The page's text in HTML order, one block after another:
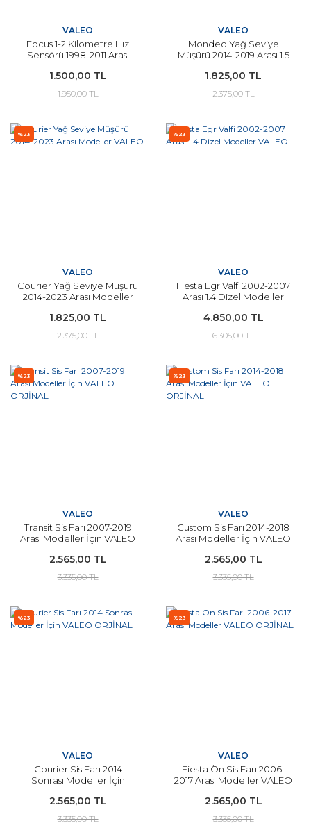
VALEO
Focus 1-2 Kilometre Hız
Sensörü 1998-2011 Arası
1.500,00 TL
1.950,00 TL
VALEO
Mondeo Yağ Seviye
Müşürü 2014-2019 Arası 1.5
1.825,00 TL
2.375,00 TL
%23
VALEO
Courier Yağ Seviye Müşürü
2014-2023 Arası Modeller
1.825,00 TL
2.375,00 TL
%23
VALEO
Fiesta Egr Valfi 2002-2007
Arası 1.4 Dizel Modeller
4.850,00 TL
6.305,00 TL
%23
VALEO
Transit Sis Farı 2007-2019
Arası Modeller İçin VALEO
2.565,00 TL
3.335,00 TL
%23
VALEO
Custom Sis Farı 2014-2018
Arası Modeller İçin VALEO
2.565,00 TL
3.335,00 TL
%23
VALEO
Courier Sis Farı 2014
Sonrası Modeller İçin
2.565,00 TL
3.335,00 TL
%23
VALEO
Fiesta Ön Sis Farı 2006-
2017 Arası Modeller VALEO
2.565,00 TL
3.335,00 TL